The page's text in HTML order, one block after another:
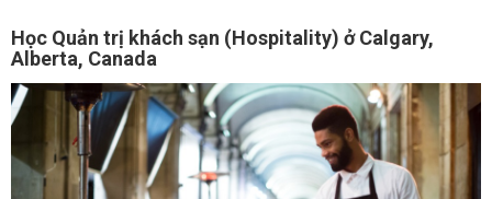
Học Quản trị khách sạn (Hospitality) ở Calgary,
Alberta, Canada